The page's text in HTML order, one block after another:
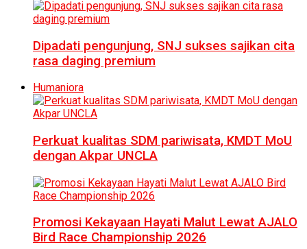
Dipadati pengunjung, SNJ sukses sajikan cita
rasa daging premium
Humaniora
Perkuat kualitas SDM pariwisata, KMDT MoU
dengan Akpar UNCLA
Promosi Kekayaan Hayati Malut Lewat AJALO
Bird Race Championship 2026